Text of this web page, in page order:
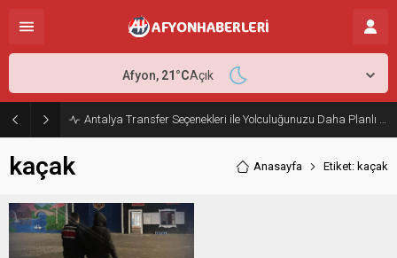
Antalya Transfer Seçenekleri ile Yolculuğunuzu Daha Planlı Hale Getirin
Afyon, 21°CAçık
kaçak Anasayfa Etiket: kaçak